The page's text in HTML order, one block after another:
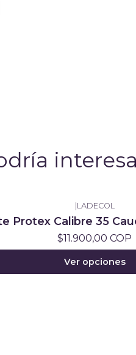
LADECOL
Protex Calibre 35
$11.900,00 COP
Ver opciones